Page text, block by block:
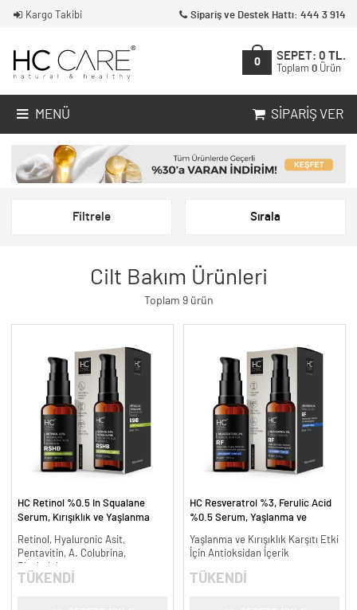
Kargo Takibi Sipariş ve Destek Hattı: 444 3 914
0
SEPET: 0 TL.
Toplam 0 Ürün
MENÜ SIPARIŞ VER
Filtrele Sırala
Cilt Bakım Ürünleri
Toplam 9 ürün
HC Retinol %0.5 In Squalane
Serum, Kırışıklık ve Yaşlanma
Retinol, Hyaluronic Asit,
Pentavitin, A. Colubrina,
Bisabolol
TÜKENDİ
HC Resveratrol %3, Ferulic Acid
%0.5 Serum, Yaşlanma ve
Yaşlanma ve Kırışıklık Karşıtı Etki
İçin Antioksidan İçerik
TÜKENDİ